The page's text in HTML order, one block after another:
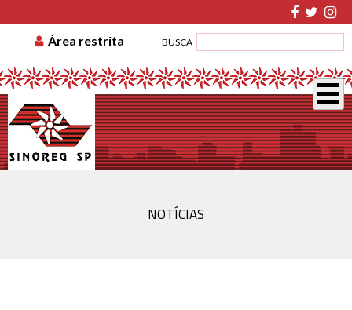
TABELA DE CUSTAS ASSOCIE-SE
GUIA DE
BUSCA
Área restrita
NOTÍCIAS